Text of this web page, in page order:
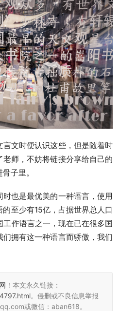
文时便认识这些，但是随着时
师，不妨将链接分享给自己的
子里。
也是最优美的一种语言，使用
至少有15亿，占据世界总人口
作语言之一，现在已在很多国
拥有这一种语言而骄傲，我们
！本文永久链接：
。侵删或不良信息举报
或微信：aban618。